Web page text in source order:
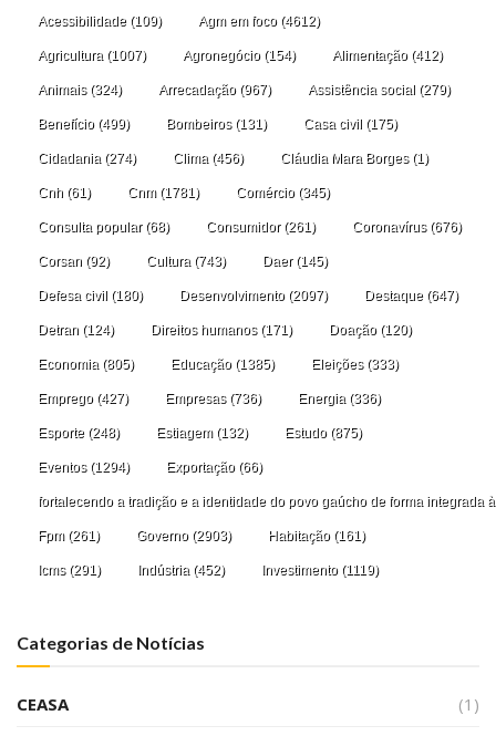
Acessibilidade (109) Agm em foco(4612)
Agricultura (1007) Agronegócio(154) Alimentação(412)
Animais(324) Arrecadação(967) Assistência social (279)
Benefício(499) Bombeiros(131) Casa civil (175)
Cidadania (274) Clima (456) Cláudia Mara Borges(1)
Cnh (61) Cnm(1781) Comércio(345)
Consulta popular(68) Consumidor(261) Coronavírus(676)
Corsan (92) Cultura (743) Daer(145)
Defesa civil (180) Desenvolvimento(2097) Destaque (647)
Detran (124) Direitos humanos(171) Doação(120)
Economia (805) Educação(1385) Eleições(333)
Emprego(427) Empresas(736) Energia (336)
Esporte (248) Estiagem(132) Estudo(875)
Eventos(1294) Exportação(66)
fortalecendo a tradição e a identidade do povo gaúcho de forma
Fpm(261) Governo(2903) Habitação(161)
Icms(291) Indústria (452) Investimento(1119)
Categorias de Notícias
CEASA
(1)